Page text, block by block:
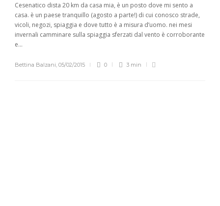
Cesenatico dista 20 km da casa mia, è un posto dove mi sento a
casa. è un paese tranquillo (agosto a parte!) di cui conosco strade,
vicoli, negozi, spiaggia e dove tutto è a misura d’uomo. nei mesi
invernali camminare sulla spiaggia sferzati dal vento è corroborante
e...
Bettina Balzani, 05/02/2015 0 3 min